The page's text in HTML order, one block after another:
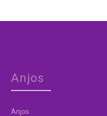
Anjos
Anjos